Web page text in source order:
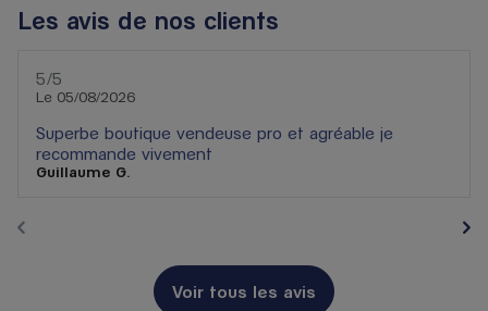
Les avis de nos clients
5/5
Le 05/08/2026
Superbe boutique vendeuse pro et agréable je
recommande vivement
Guillaume G.
Voir tous les avis